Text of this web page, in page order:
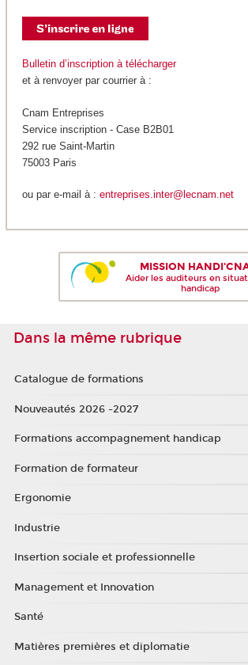
Bulletin d’inscription à télécharger
et à renvoyer par courrier à :
Cnam Entreprises
Service inscription - Case B2B01
292 rue Saint-Martin
75003 Paris
ou par e-mail à : entreprises.inter@lecnam.net
MISSION
Aider les auditeurs en
handicap
Dans la même rubrique
Catalogue de formations
Nouveautés 2026 -2027
Formations accompagnement handicap
Formation de formateur
Ergonomie
Industrie
Insertion sociale et professionnelle
Management et Innovation
Santé
Matières premières et diplomatie